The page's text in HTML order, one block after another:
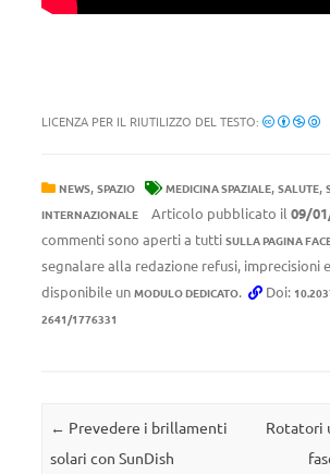
LICENZA PER IL RIUTILIZZO DEL TESTO:
NEWS, SPAZIO MEDICINA SPAZIALE, SALUTE,
INTERNAZIONALE
Articolo pubblicato il 09/
commenti sono aperti a tutti SULLA PAGINA
segnalare alla redazione refusi, imprecisioni
disponibile un MODULO DEDICATO. Doi:
2641/1776331
Navigazione articolo
← Prevedere i brillamenti
solari con SunDish
Rotatori